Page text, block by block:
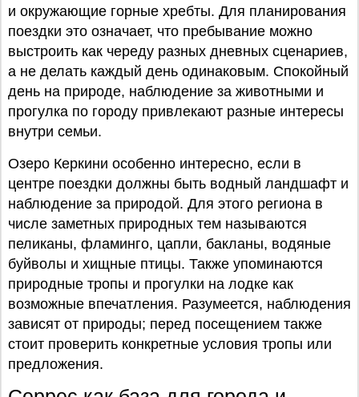
и окружающие горные хребты. Для планирования
поездки это означает, что пребывание можно
выстроить как череду разных дневных сценариев,
а не делать каждый день одинаковым. Спокойный
день на природе, наблюдение за животными и
прогулка по городу привлекают разные интересы
внутри семьи.
Озеро Керкини особенно интересно, если в
центре поездки должны быть водный ландшафт и
наблюдение за природой. Для этого региона в
числе заметных природных тем называются
пеликаны, фламинго, цапли, бакланы, водяные
буйволы и хищные птицы. Также упоминаются
природные тропы и прогулки на лодке как
возможные впечатления. Разумеется, наблюдения
зависят от природы; перед посещением также
стоит проверить конкретные условия тропы или
предложения.